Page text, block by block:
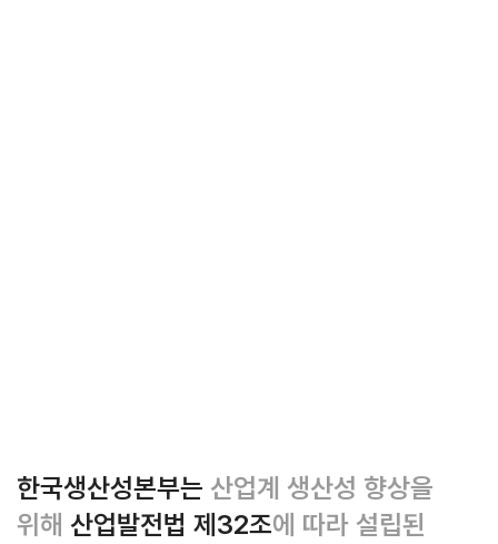
한국생산성본부는 산업계 생산성 향상을
위해 산업발전법 제32조에 따라 설립된